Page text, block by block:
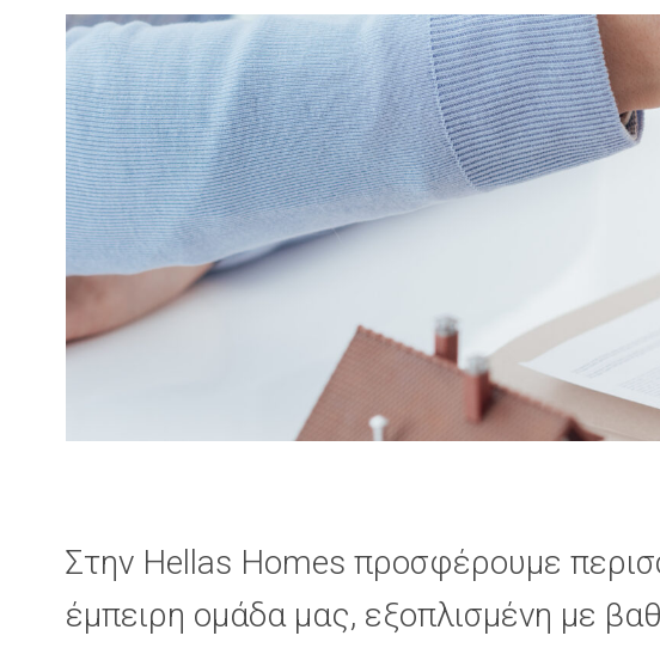
Στην Hellas Homes προσφέρουμε
έμπειρη ομάδα μας, εξοπλισμένη με